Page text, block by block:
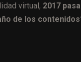
virtual, 2017
de los contenidos